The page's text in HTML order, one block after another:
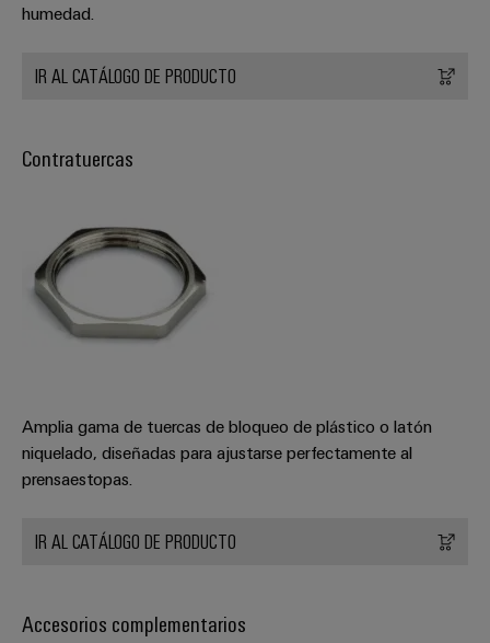
humedad.
IR AL CATÁLOGO DE PRODUCTO
Contratuercas
Amplia gama de tuercas de bloqueo de plástico o latón
niquelado, diseñadas para ajustarse perfectamente al
prensaestopas.
IR AL CATÁLOGO DE PRODUCTO
Accesorios complementarios